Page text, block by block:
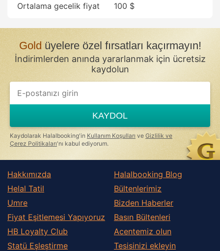
Ortalama gecelik fiyat
100 $
Goldüyelere özel fırsatları kaçırmayın!
İndirimlerden anında yararlanmak için ücretsiz
kaydolun
KAYDOL
Kaydolarak Halalbooking'in Kullanım Koşulları ve Gizlilik ve
Çerez Politikaları'nı kabul ediyorum.
Hakkımızda
Helal Tatil
Umre
Fiyat Eşitlemesi Yapıyoruz
HB Loyalty Club
Statü Eşleştirme
Halalbooking Blog
Bültenlerimiz
Bizden Haberler
Basın Bültenleri
Acentemiz olun
Tesisinizi ekleyin